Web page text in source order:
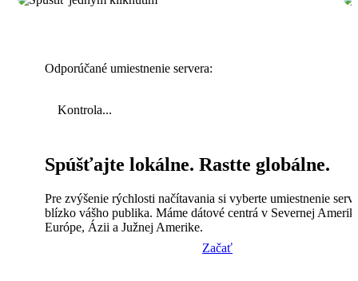
Odporúčané umiestnenie servera:
Kontrola...
Spúšťajte lokálne. Rastte globálne.
Pre zvýšenie rýchlosti načítavania si vyberte umiestnenie
blízko vášho publika. Máme dátové centrá v Severnej
Európe, Ázii a Južnej Amerike.
Začať